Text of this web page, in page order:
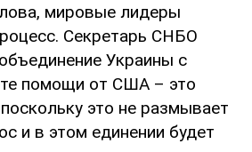
мировые лидеры
Секретарь СНБО
Украины с
помощи от США – это
это не размывает
и в этом единении будет